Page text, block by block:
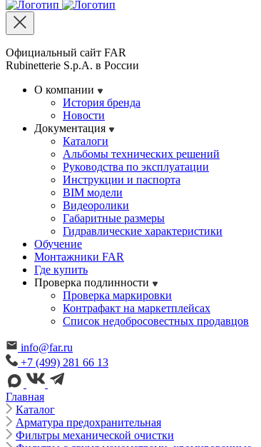
Официальный сайт FAR
Rubinetterie S.p.A. в России
О компании
История бренда
Новости
Документация
Каталоги
Альбомы технических решений
Руководства по эксплуатации
Инструкции и паспорта
BIM модели
Видеоролики
Габаритные размеры
Гидравлические характеристики
Обучение
Монтажники FAR
Где купить
Проверка подлинности
Проверка маркировки
Контрафакт на маркетплейсах
Cписок недобросовестных продавцов
info@far.ru
+7 (499) 281 66 13
Главная
Каталог
Арматура предохранительная
Фильтры механической очистки